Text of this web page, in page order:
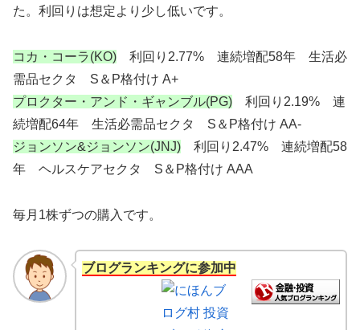
た。利回りは想定より少し低いです。
コカ・コーラ(KO) 利回り2.77% 連続増配58年 生活必
需品セクタ S＆P格付け A+
プロクター・アンド・ギャンブル(PG) 利回り2.19% 連
続増配64年 生活必需品セクタ S＆P格付け AA-
ジョンソン&ジョンソン(JNJ) 利回り2.47% 連続増配58
年 ヘルスケアセクタ S＆P格付け AAA
毎月1株ずつの購入です。
ブログランキングに参加中